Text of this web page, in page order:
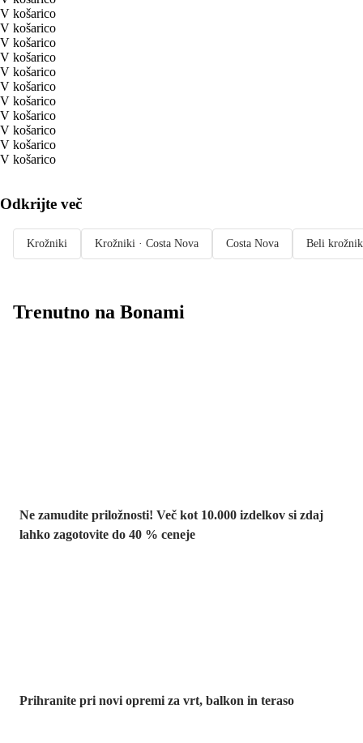
V košarico
V košarico
V košarico
V košarico
V košarico
V košarico
V košarico
V košarico
V košarico
V košarico
V košarico
Odkrijte več
Krožniki Krožniki · Costa Nova Costa Nova Beli
Trenutno na Bonami
Ne zamudite priložnosti! Več kot 10.000 izdelkov si zdaj
lahko zagotovite do 40 % ceneje
Prihranite pri novi opremi za vrt, balkon in teraso